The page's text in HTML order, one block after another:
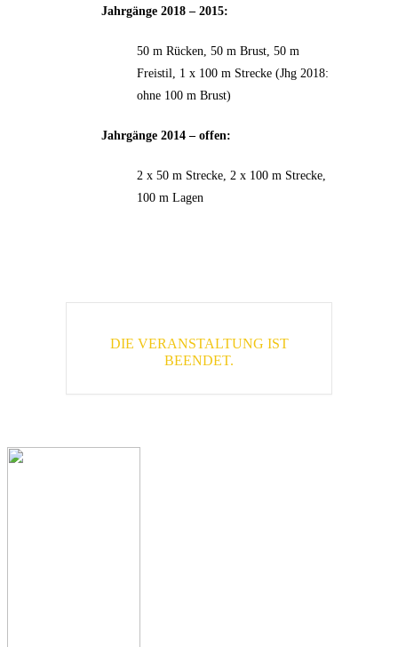
Jahrgänge 2018 – 2015:
50 m Rücken, 50 m Brust, 50 m
Freistil, 1 x 100 m Strecke (Jhg 2018:
ohne 100 m Brust)
Jahrgänge 2014 – offen:
2 x 50 m Strecke, 2 x 100 m Strecke,
100 m Lagen
DIE VERANSTALTUNG IST
BEENDET.